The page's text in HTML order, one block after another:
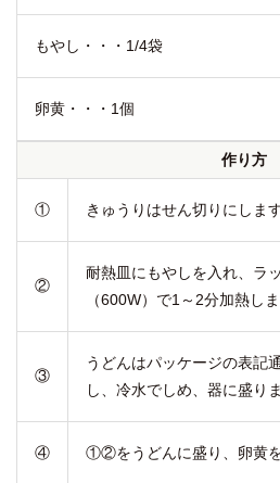
もやし・・・1/4袋
卵黄・・・1個
作り方
① きゅうりはせん切りにします
②
耐熱皿にもやしを入れ、ラ
（600W）で1～2分加熱しま
③
うどんはパッケージの表記
し、冷水でしめ、器に盛りま
④ ①②をうどんに盛り、卵黄を